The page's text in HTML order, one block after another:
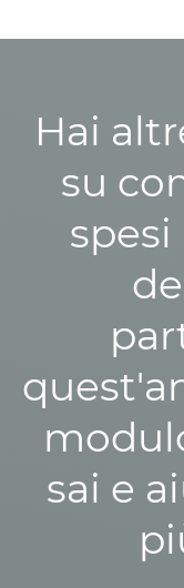
Hai
su
sai e